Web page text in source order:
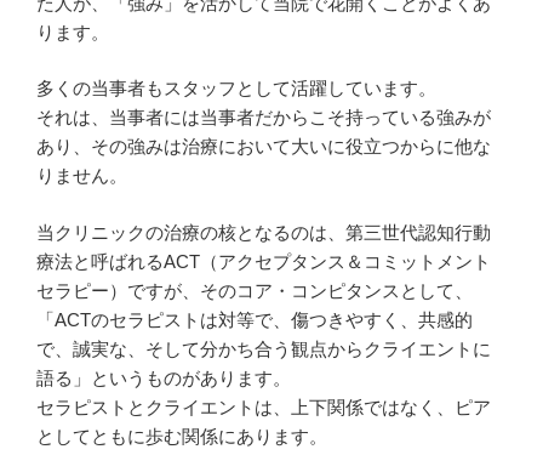
ります。
多くの当事者もスタッフとして活躍しています。
それは、当事者には当事者だからこそ持っている強みが
あり、その強みは治療において大いに役立つからに他な
りません。
当クリニックの治療の核となるのは、第三世代認知行動
療法と呼ばれるACT（アクセプタンス＆コミットメント
セラピー）ですが、そのコア・コンピタンスとして、
「ACTのセラピストは対等で、傷つきやすく、共感的
で、誠実な、そして分かち合う観点からクライエントに
語る」というものがあります。
セラピストとクライエントは、上下関係ではなく、ピア
としてともに歩む関係にあります。